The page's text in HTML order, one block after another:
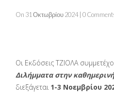
On 31 Οκτωβρίου 2024 | 0
Οι Εκδόσεις ΤΖΙΟΛΑ
Διλήμματα στην
διεξάγεται 1-3 Νοεμβρίου